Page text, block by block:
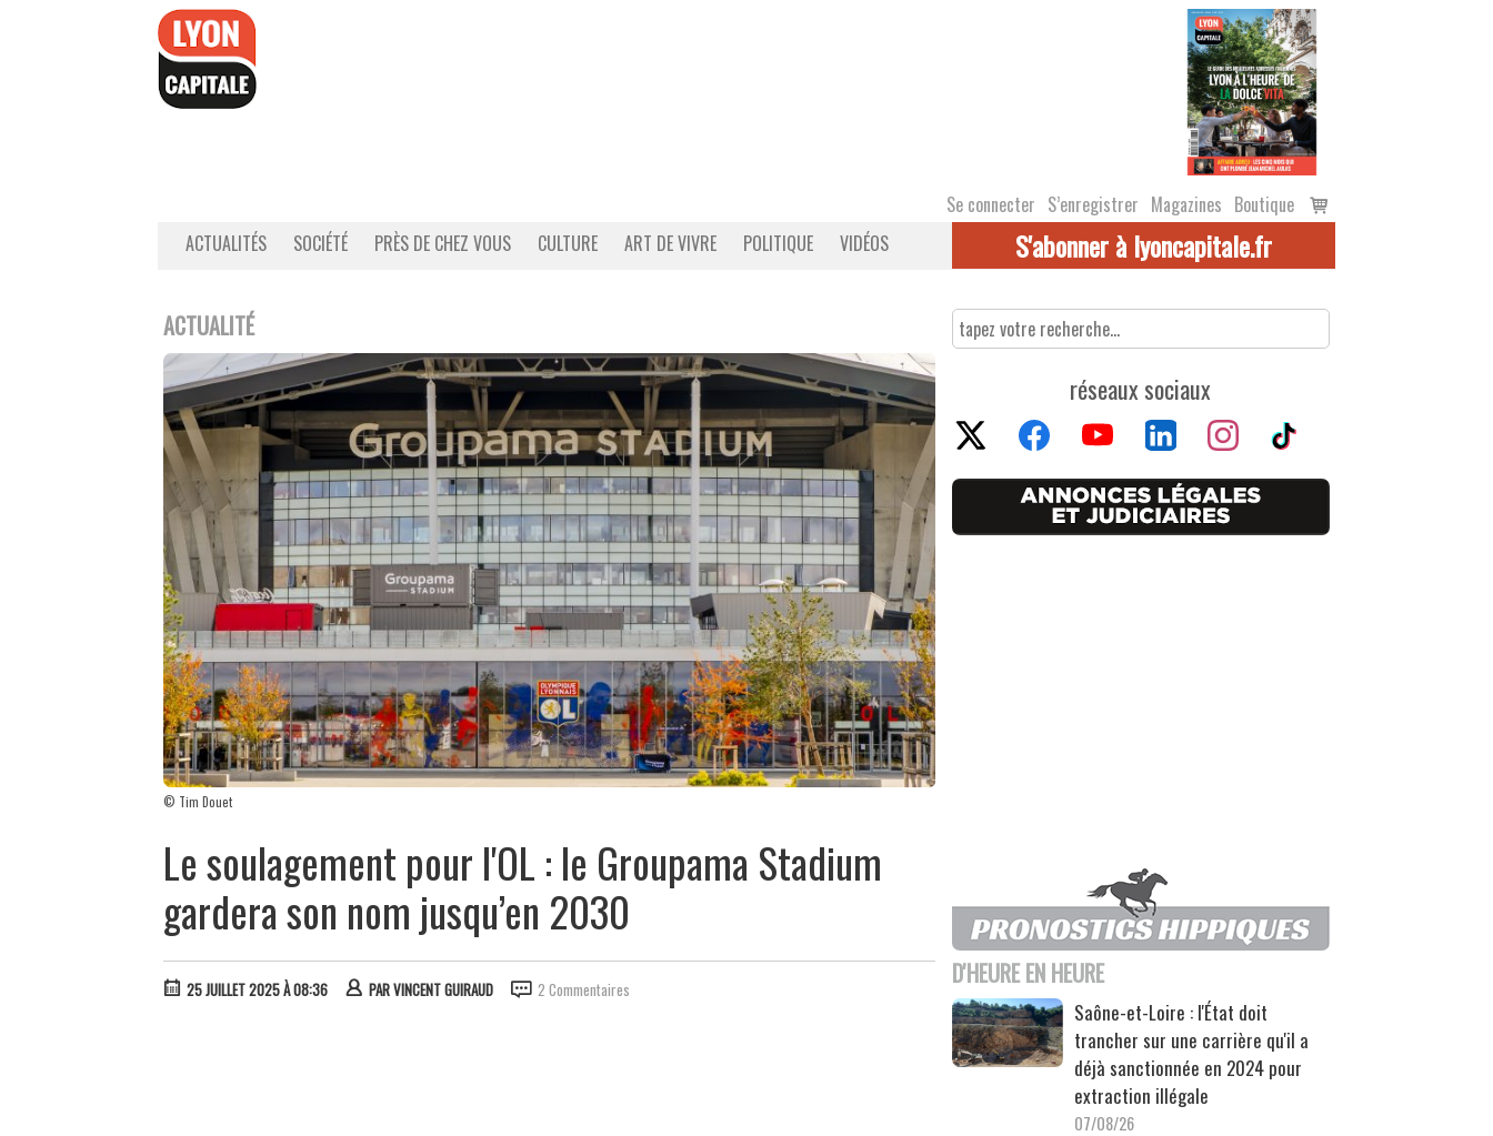
Se connecter S’enregistrer Magazines Boutique
Voir
le
ACTUALITÉS SOCIÉTÉ PRÈS DE CHEZ VOUS CULTURE ART DE VIVRE POLITIQUE VIDÉOS S'abonner à lyoncapitale.fr
ACTUALITÉ
© Tim Douet
Le soulagement pour l'OL : le Groupama Stadium
gardera son nom jusqu’en 2030
25 JUILLET 2025 À 08:36 PARVINCENT GUIRAUD 2 Commentaires
réseaux sociaux
D'HEURE EN HEURE
Saône-et-Loire : l'État doit
trancher sur une carrière qu'il a
déjà sanctionnée en 2024 pour
extraction illégale
07/08/26